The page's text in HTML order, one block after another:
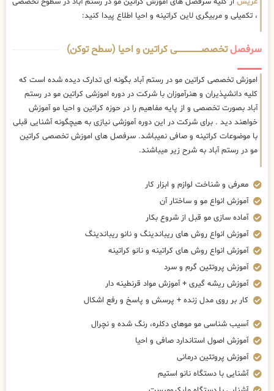
، تکمیلی و مربیگری لاین کراتینه و احیا اطلاع پیدا کنید:
سرفصلتخصصــــــــــــــــــــی کراتین و احیا (سطح توکن)
اموزش تخصصی کراتین مو در رستم آباد بگونه ای تدارک دیده شده است که
کلیه دانشپذیران و هنرآموزان با شرکت در دوره اموزشی کراتین مو در رستم
آباد بصورت تخصصی و از پایه مفاهیم را در حوزه کراتین و احیا مو آموزش
خواهند دید . برای شرکت در این دوره آموزشی نیازی به هیچگونه آشنایی قبلی
با موضوعات کراتینه و صافی نمیباشد. سرفصل های اموزش تخصصی کراتین
مو در رستم آباد به شرح زیر میباشند.
معرفی و شناخت لوازم و ابزار کار
آموزش انواع مو و ساختار آن
آماده سازی مو قبل از شروع بکار
آموزش انواع روش های ریباندینگ و نانو ریباندینگ
آموزش انواع روش های کراتینه و نانو کراتینه
آموزش پروتئین گرم و سرد
آموزش ریشه گیری + آموزش مواد قرنطینه دار
کار بر روی مدل زنده + پرسش و پاسخ و رفع اشکال
آسیب شناسی مو موهای دکلره، رنگ شده و نچرال
آموزش اصول استاندارد صافی و احیا
آموزش پروتئین درمانی
آشنایی با دستگاه نانو استیم